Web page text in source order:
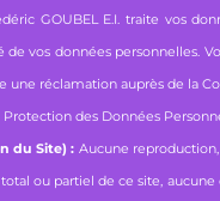
GOUBEL E.I. traite vos
de vos données
réclamation auprès de la
des Données
du Site) : Aucune
ou partiel de ce site,